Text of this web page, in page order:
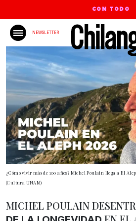
CON TODO
NEWSLETTER
¿Cómo vivir más de 100 años? Michel Poulain llega a El
(Cultura UNAM)
MICHEL POULAIN